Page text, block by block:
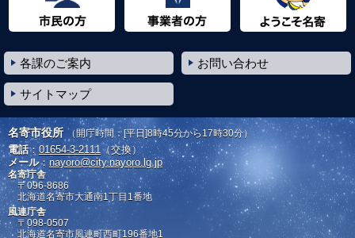
各課のご案内 お問い合わせ
サイトマップ
名寄市役所 （開庁時間：[平日]8時45分から17時30分）
電話：01654-3-2111 （交換）
メール： nayoro@city.nayoro.lg.jp
名寄庁舎
〒096-8686
北海道名寄市大通南1丁目1番地
風連庁舎
〒098-0507
北海道名寄市風連町西町196番地1